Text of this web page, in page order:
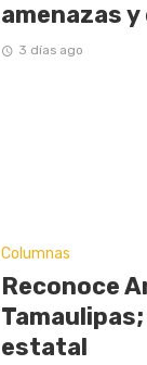
amenazas
3 días ago
Columnas
Reconoce
estatal